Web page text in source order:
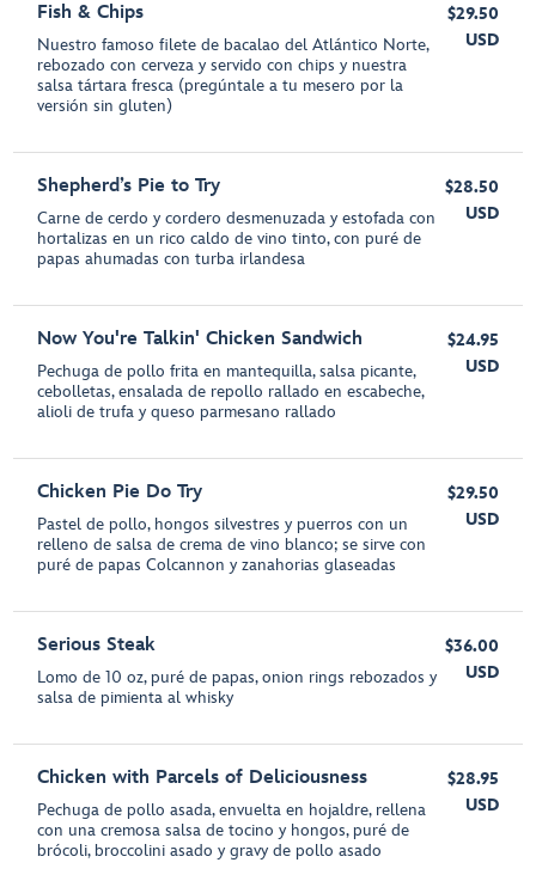
Fish & Chips
Nuestro famoso filete de bacalao del Atlántico Norte,
rebozado con cerveza y servido con chips y nuestra
salsa tártara fresca (pregúntale a tu mesero por la
versión sin gluten)
$29.50
USD
Shepherd’s Pie to Try
Carne de cerdo y cordero desmenuzada y estofada con
hortalizas en un rico caldo de vino tinto, con puré de
papas ahumadas con turba irlandesa
$28.50
USD
Now You're Talkin' Chicken Sandwich
Pechuga de pollo frita en mantequilla, salsa picante,
cebolletas, ensalada de repollo rallado en escabeche,
alioli de trufa y queso parmesano rallado
$24.95
USD
Chicken Pie Do Try
Pastel de pollo, hongos silvestres y puerros con un
relleno de salsa de crema de vino blanco; se sirve con
puré de papas Colcannon y zanahorias glaseadas
$29.50
USD
Serious Steak
Lomo de 10 oz, puré de papas, onion rings rebozados y
salsa de pimienta al whisky
$36.00
USD
Chicken with Parcels of Deliciousness
Pechuga de pollo asada, envuelta en hojaldre, rellena
con una cremosa salsa de tocino y hongos, puré de
brócoli, broccolini asado y gravy de pollo asado
$28.95
USD